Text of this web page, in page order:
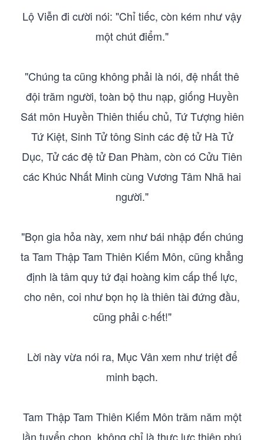
Lộ Viễn đi cười nói: "Chỉ tiếc, còn kém như vậy
một chút điểm."
"Chúng ta cũng không phải là nói, đệ nhất thê
đội trăm người, toàn bộ thu nạp, giống Huyền
Sát môn Huyền Thiên thiếu chủ, Tứ Tượng hiên
Tứ Kiệt, Sinh Tử tông Sinh các đệ tử Hà Tử
Dục, Tử các đệ tử Đan Phàm, còn có Cửu Tiên
các Khúc Nhất Minh cùng Vương Tâm Nhã hai
người."
"Bọn gia hỏa này, xem như bái nhập đến chúng
ta Tam Thập Tam Thiên Kiếm Môn, cũng khẳng
định là tâm quy tứ đại hoàng kim cấp thế lực,
cho nên, coi như bọn họ là thiên tài đứng đầu,
cũng phải c·hết!"
Lời này vừa nói ra, Mục Vân xem như triệt để
minh bạch.
Tam Thập Tam Thiên Kiếm Môn trăm năm một
lần tuyển chọn, không chỉ là thực lực thiên phú